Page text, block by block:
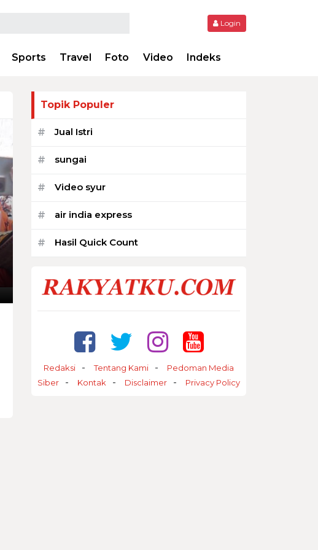
Login
Sports Travel Foto Video Indeks
Topik Populer
# Jual Istri
# sungai
# Video syur
# air india express
# Hasil Quick Count
Redaksi Tentang Kami
Pedoman Media
Siber
Kontak Disclaimer Privacy Policy